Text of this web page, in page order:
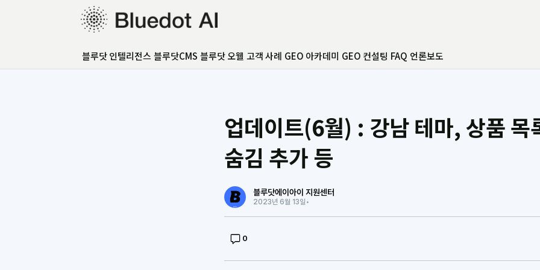
블루닷 인텔리전스
블루닷CMS
블루닷 인텔리전스 블루닷CMS 블루닷 오웰 고객 사례 GEO 아카데미 GEO 컨설팅 FAQ 언론보도
업데이트(6월) : 강남 테마, 상품 목
숨김 추가 등
블루닷에이아이 지원센터
2023년 6월 13일 •
0